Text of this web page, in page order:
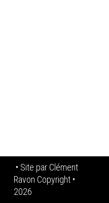
• Site par Clément
Ravon Copyright •
2026